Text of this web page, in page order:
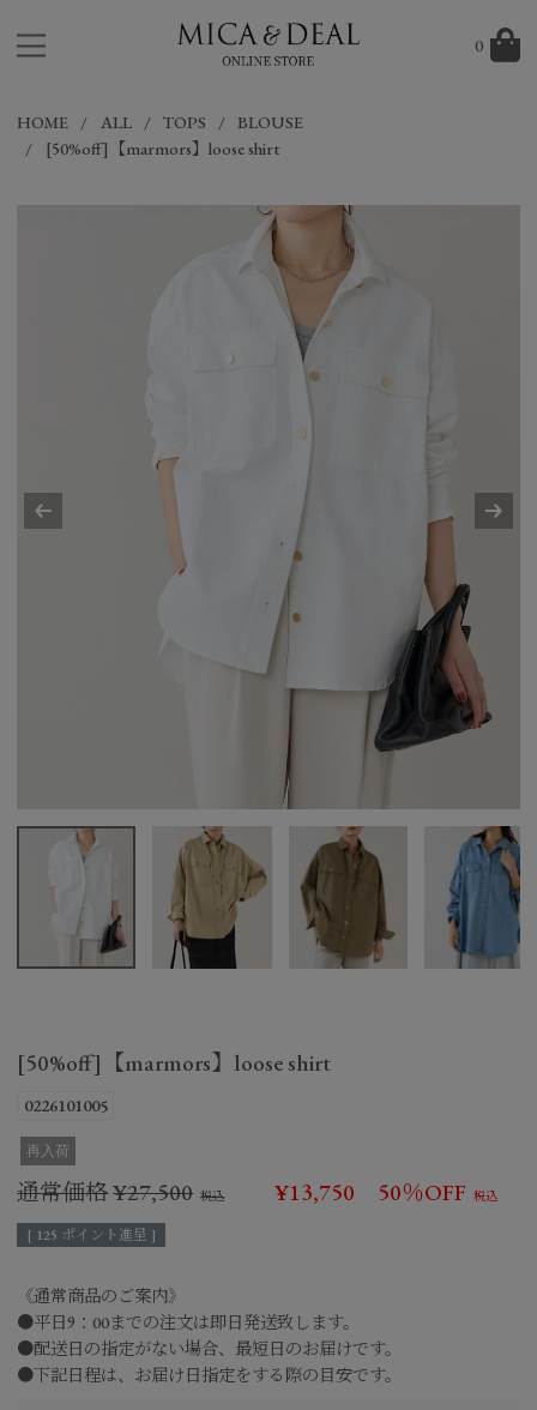
0
HOME ALL TOPS
BLOUSE
[50%off]【marmors】loose shirt
[50%off]【marmors】loose shirt
0226101005
再入荷
通常価格¥27,500 ¥13,750 50％OFF
[ 125 ポイント進呈 ]
《通常商品のご案内》
●平日9：00までの注文は即日発送致します。
●配送日の指定がない場合、最短日のお届けです。
●下記日程は、お届け日指定をする際の目安です。